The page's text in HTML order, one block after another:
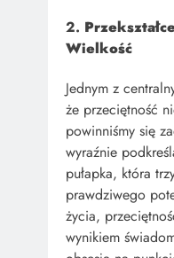
2.
Wielkość
Jednym z
że przeciętność
powinniśmy się
wyraźnie
pułapka, która
prawdziwego
życia,
wynikiem